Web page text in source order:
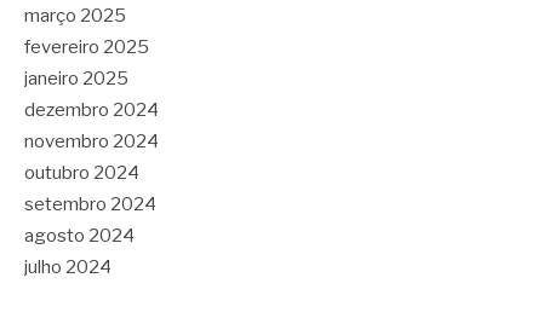
março 2025
fevereiro 2025
janeiro 2025
dezembro 2024
novembro 2024
outubro 2024
setembro 2024
agosto 2024
julho 2024